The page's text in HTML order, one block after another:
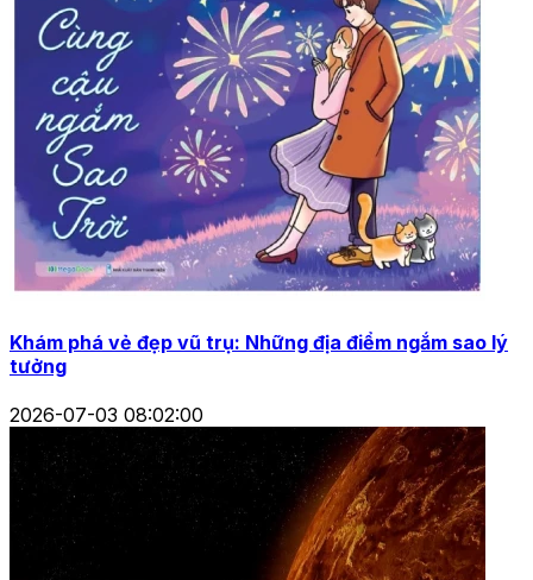
Khám phá vẻ đẹp vũ trụ: Những địa điểm ngắm sao lý
tưởng
2026-07-03 08:02:00